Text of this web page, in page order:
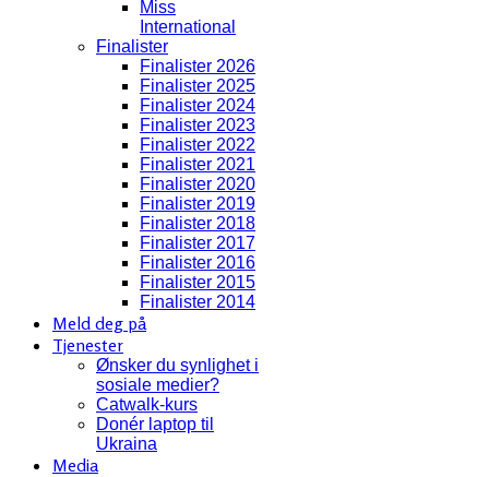
Miss
International
Finalister
Finalister 2026
Finalister 2025
Finalister 2024
Finalister 2023
Finalister 2022
Finalister 2021
Finalister 2020
Finalister 2019
Finalister 2018
Finalister 2017
Finalister 2016
Finalister 2015
Finalister 2014
Meld deg på
Tjenester
Ønsker du synlighet i
sosiale medier?
Catwalk-kurs
Donér laptop til
Ukraina
Media